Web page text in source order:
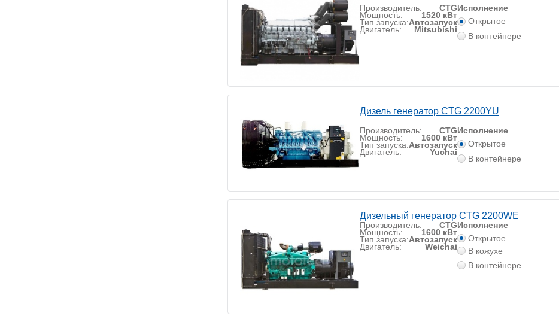
Производитель: CTG
Мощность: 1520 кВт
Тип запуска:Автозапуск
Двигатель: Mitsubishi
Исполнение
Открытое
В контейнере
Дизель генератор CTG 2200YU
Производитель: CTG
Мощность: 1600 кВт
Тип запуска:Автозапуск
Двигатель: Yuchai
Исполнение
Открытое
В контейнере
Дизельный генератор CTG 2200WE
Производитель: CTG
Мощность: 1600 кВт
Тип запуска:Автозапуск
Двигатель: Weichai
Исполнение
Открытое
В кожухе
В контейнере